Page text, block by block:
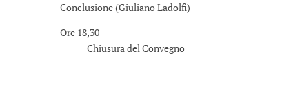
Conclusione (Giuliano Ladolfi)
Ore 18,30
Chiusura del Convegno